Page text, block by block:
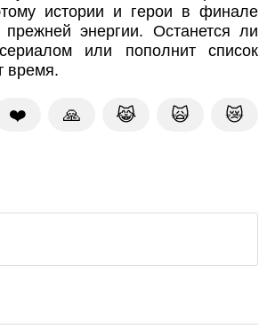
истории и герои в финале
энергии. Останется ли
или пополнит список
время.
❤️ 🙏 😹 🙀 😿